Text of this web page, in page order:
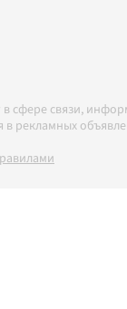
связи,
рекламных